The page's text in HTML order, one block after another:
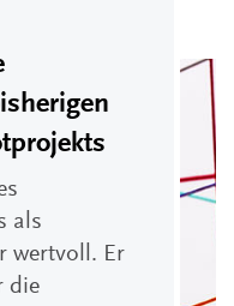
als
wertvoll. Er
die